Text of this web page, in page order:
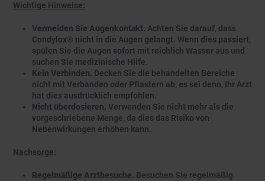
Wichtige Hinweise:
Vermeiden Sie Augenkontakt. Achten Sie darauf, dass
Condylox® nicht in die Augen gelangt. Wenn dies passiert,
spülen Sie die Augen sofort mit reichlich Wasser aus und
suchen Sie medizinische Hilfe.
Kein Verbinden. Decken Sie die behandelten Bereiche
nicht mit Verbänden oder Pflastern ab, es sei denn, Ihr Arzt
hat dies ausdrücklich empfohlen.
Nicht überdosieren. Verwenden Sie nicht mehr als die
vorgeschriebene Menge, da dies das Risiko von
Nebenwirkungen erhöhen kann.
Nachsorge:
Regelmäßige Arztbesuche. Besuchen Sie regelmäßig